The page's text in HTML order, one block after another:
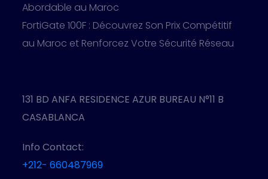
Abordable au Maroc
FortiGate 100F : Découvrez Son Prix Compétitif
au Maroc et Renforcez Votre Sécurité Réseau
131 BD ANFA RESIDENCE AZUR BUREAU N°11 B
CASABLANCA
Info Contact:
+212- 660487969